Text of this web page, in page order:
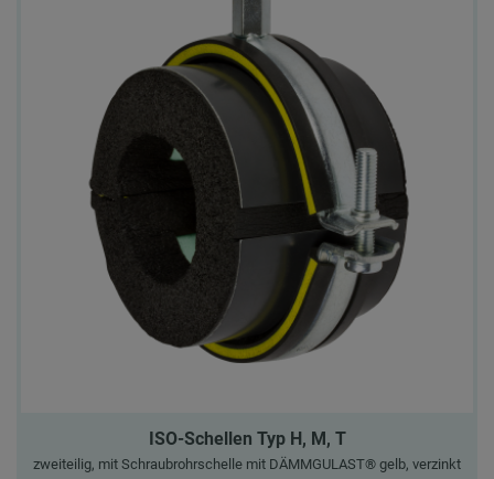
ISO-Schellen Typ H, M, T
zweiteilig, mit Schraubrohrschelle mit DÄMMGULAST® gelb, verzinkt